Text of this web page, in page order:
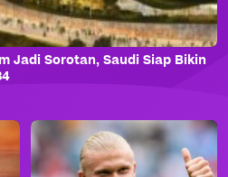
Jadi Sorotan, Saudi Siap Bikin